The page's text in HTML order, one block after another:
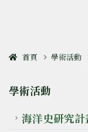
首頁 學術活動
學術活動
海洋史研究計